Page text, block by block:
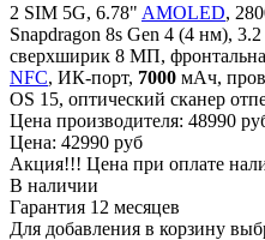
2 SIM 5G, 6.78" AMOLED,
Snapdragon 8s Gen 4 (4 нм),
сверхширик 8 МП,
NFC, ИК-порт, 7000 мАч,
OS 15, оптический сканер
Цена производителя: 48990
Цена: 42990 руб
Акция!!! Цена при оплате
В наличии
Гарантия 12 месяцев
Для добавления в корзину